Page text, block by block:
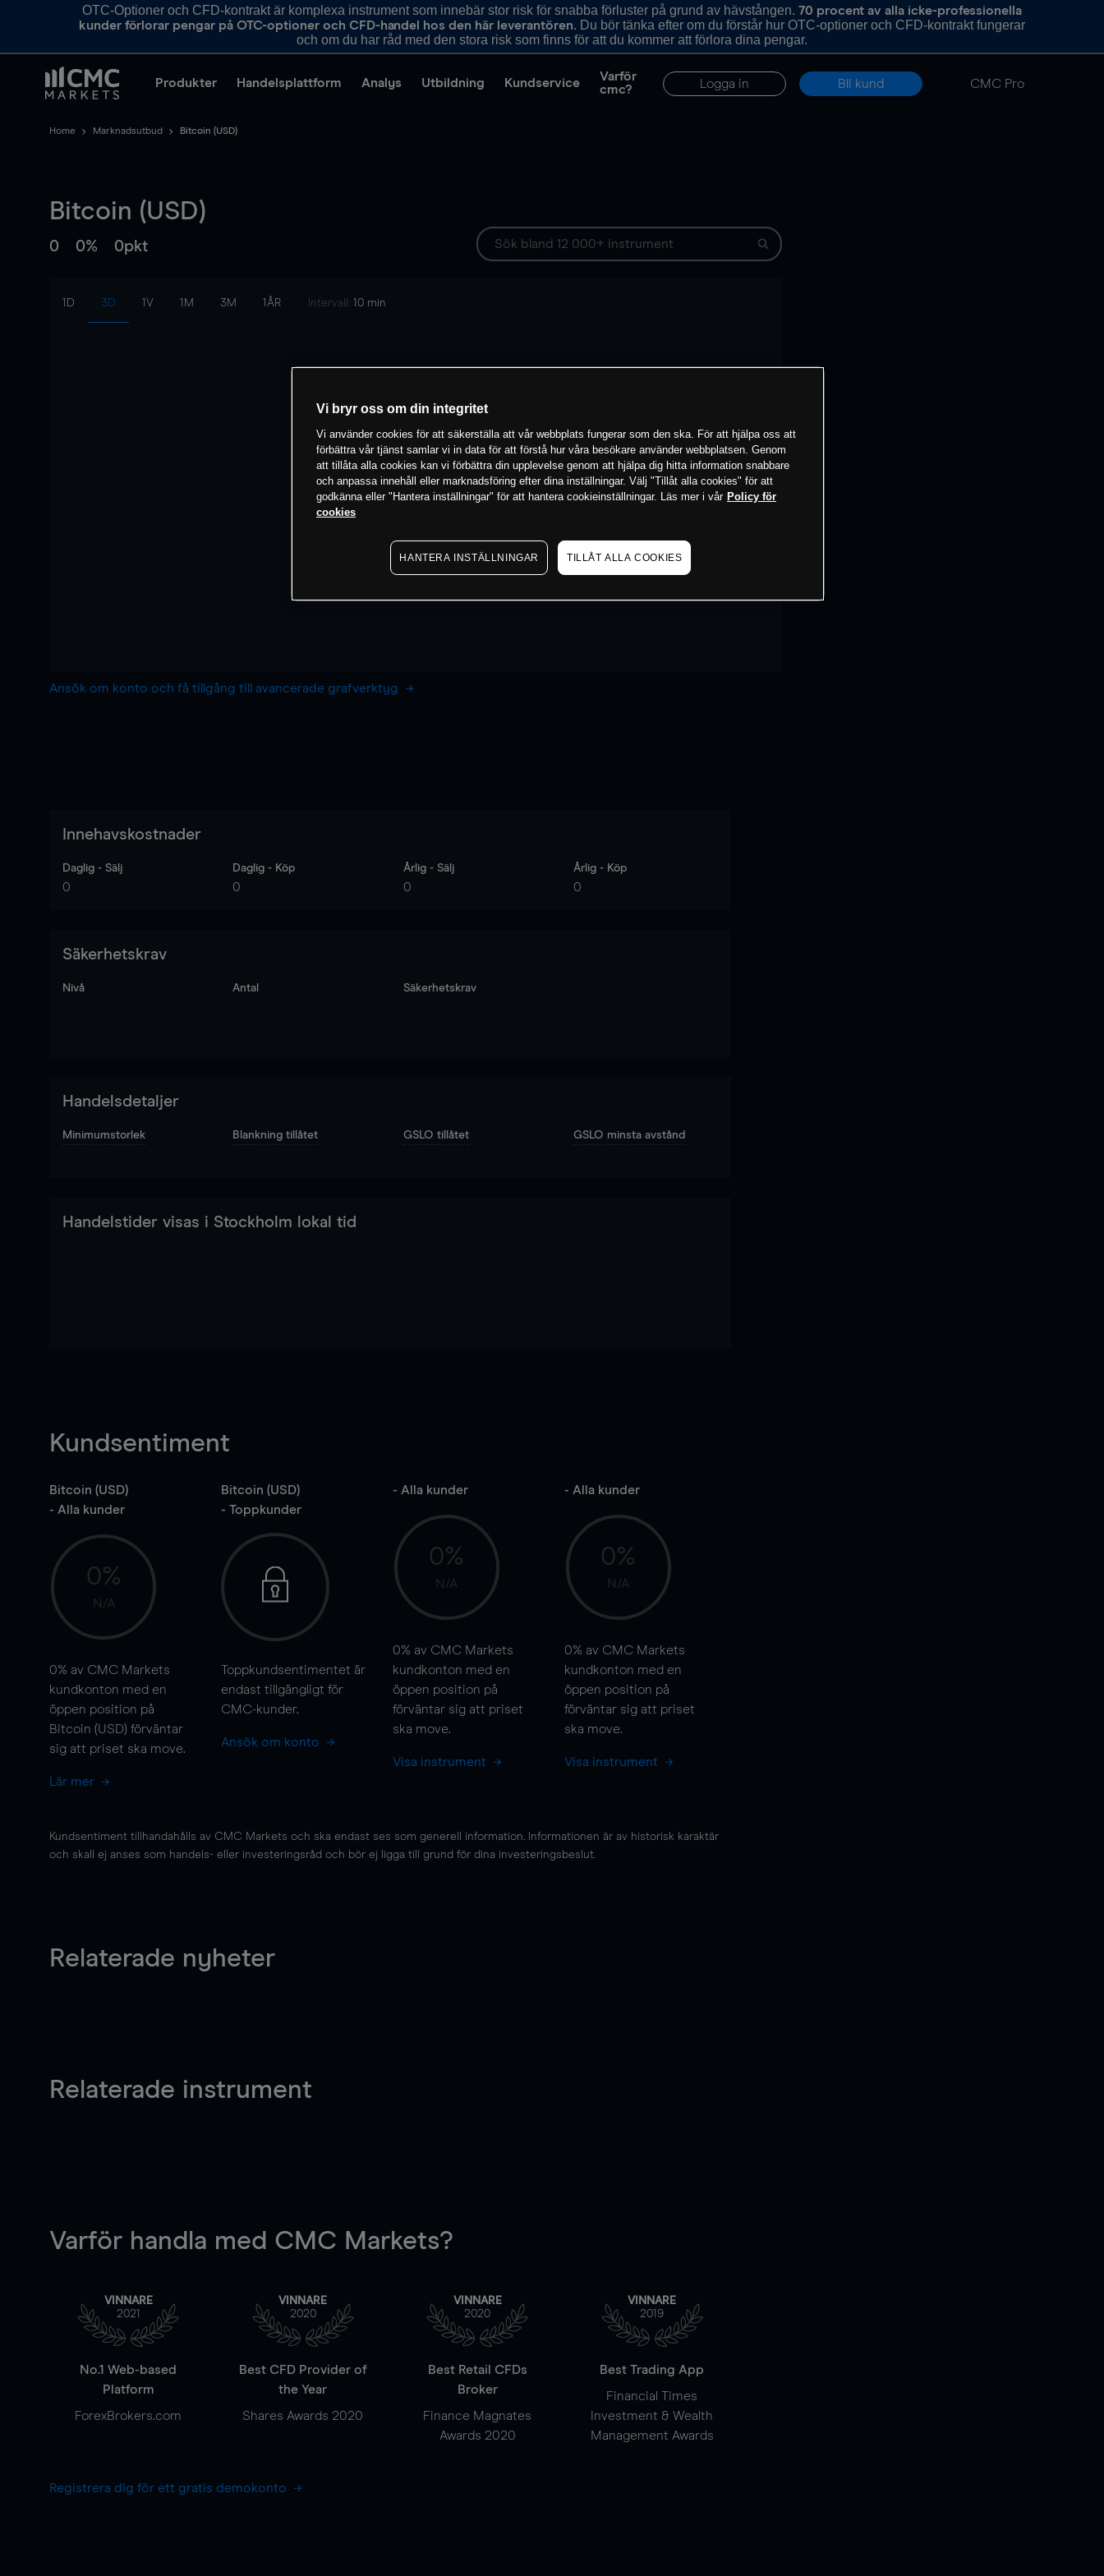
OTC-Optioner och CFD-kontrakt är komplexa instrument som innebär stor risk för snabba förluster på grund av hävstången. 70 procent av alla icke-professionella
kunder förlorar pengar på OTC-optioner och CFD-handel hos den här leverantören. Du bör tänka efter om du förstår hur OTC-optioner och CFD-kontrakt fungerar
och om du har råd med den stora risk som finns för att du kommer att förlora dina pengar.
Produkter Handelsplattform Analys Utbildning Kundservice
Varför
cmc?
Logga in Bli kund CMC Pro
Home Marknadsutbud Bitcoin (USD)
Bitcoin (USD)
0 0% 0pkt
1D 3D 1V 1M 3M 1ÅR Intervall: 10 min
Ansök om konto och få tillgång till avancerade grafverktyg
Innehavskostnader
Daglig - Sälj
0
Daglig - Köp
0
Årlig - Sälj
0
Årlig - Köp
0
Säkerhetskrav
Nivå Antal Säkerhetskrav
Handelsdetaljer
Minimumstorlek Blankning tillåtet GSLO tillåtet GSLO minsta avstånd
Handelstider visas i Stockholm lokal tid
Kundsentiment
Bitcoin (USD)
- Alla kunder
0%
N/A
0% av CMC Markets
kundkonton med en
öppen position på
Bitcoin (USD) förväntar
sig att priset ska move.
Lär mer
Bitcoin (USD)
- Toppkunder
Toppkundsentimentet är
endast tillgängligt för
CMC-kunder.
Ansök om konto
- Alla kunder
0%
N/A
0% av CMC Markets
kundkonton med en
öppen position på
förväntar sig att priset
ska move.
Visa instrument
- Alla kunder
0%
N/A
0% av CMC Markets
kundkonton med en
öppen position på
förväntar sig att priset
ska move.
Visa instrument
Kundsentiment tillhandahålls av CMC Markets och ska endast ses som generell information. Informationen är av historisk karaktär
och skall ej anses som handels- eller investeringsråd och bör ej ligga till grund för dina investeringsbeslut.
Relaterade nyheter
Relaterade instrument
Varför handla med CMC Markets?
VINNARE
2021
No.1 Web-based
Platform
ForexBrokers.com
VINNARE
2020
Best CFD Provider of
the Year
Shares Awards 2020
VINNARE
2020
Best Retail CFDs
Broker
Finance Magnates
Awards 2020
VINNARE
2019
Best Trading App
Financial Times
Investment & Wealth
Management Awards
Registrera dig för ett gratis demokonto
Vi bryr oss om din integritet
Vi använder cookies för att säkerställa att vår webbplats fungerar som den ska. För att hjälpa oss att
förbättra vår tjänst samlar vi in data för att förstå hur våra besökare använder webbplatsen. Genom
att tillåta alla cookies kan vi förbättra din upplevelse genom att hjälpa dig hitta information snabbare
och anpassa innehåll eller marknadsföring efter dina inställningar. Välj "Tillåt alla cookies" för att
godkänna eller "Hantera inställningar" för att hantera cookieinställningar. Läs mer i vår Policy för
cookies
HANTERA INSTÄLLNINGAR TILLÅT ALLA COOKIES